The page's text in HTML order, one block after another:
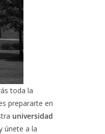
toda la
prepararte en
universidad
únete a la